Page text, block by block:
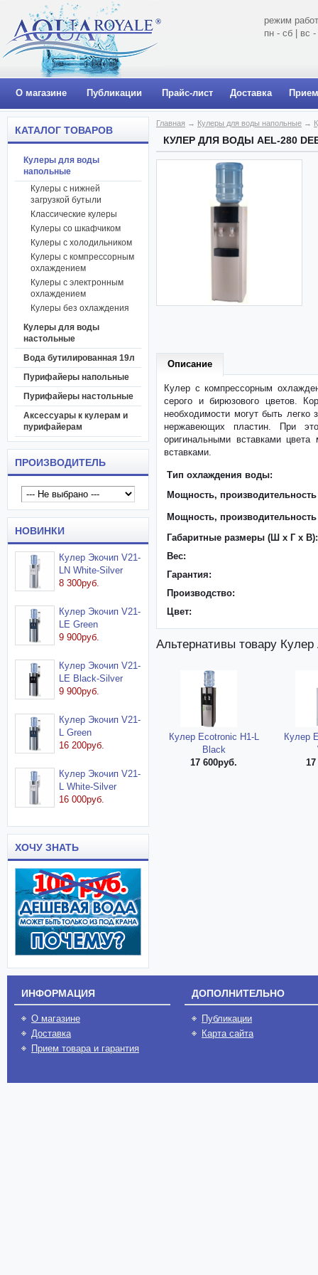
режим
пн - сб | вс
О магазине Публикации Прайс-лист Доставка
КАТАЛОГ ТОВАРОВ
Кулеры для воды
напольные
Кулеры с нижней
загрузкой бутыли
Классические кулеры
Кулеры со шкафчиком
Кулеры с холодильником
Кулеры с компрессорным
охлаждением
Кулеры с электронным
охлаждением
Кулеры без охлаждения
Кулеры для воды
настольные
Вода бутилированная 19л
Пурифайеры напольные
Пурифайеры настольные
Аксессуары к кулерам и
пурифайерам
ПРОИЗВОДИТЕЛЬ
НОВИНКИ
Кулер Экочип V21-
LN White-Silver
8 300руб.
Кулер Экочип V21-
LE Green
9 900руб.
Кулер Экочип V21-
LE Black-Silver
9 900руб.
Кулер Экочип V21-
L Green
16 200руб.
Кулер Экочип V21-
L White-Silver
16 000руб.
ХОЧУ ЗНАТЬ
Главная → Кулеры для воды напольные →
КУЛЕР ДЛЯ ВОДЫ AEL-280
Описание
Кулер с компрессорным
серого и бирюзового цветов.
необходимости могут быть
нержавеющих пластин. При
оригинальными вставками
вставками.
Тип охлаждения воды:
Мощность, производительность
Мощность,
Габаритные размеры (Ш x Г x В):
Вес:
Гарантия:
Производство:
Цвет:
Альтернативы товару
Кулер Ecotronic H1-L
Black
17 600руб.
Кулер
17
ИНФОРМАЦИЯ
О магазине
Доставка
Прием товара и гарантия
ДОПОЛНИТЕЛЬНО
Публикации
Карта сайта